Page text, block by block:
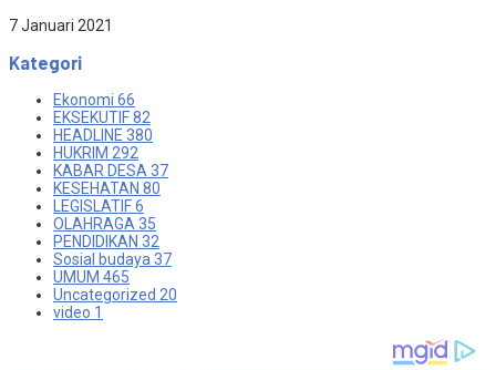
7 Januari 2021
Kategori
Ekonomi 66
EKSEKUTIF82
HEADLINE 380
HUKRIM 292
KABAR DESA37
KESEHATAN 80
LEGISLATIF6
OLAHRAGA35
PENDIDIKAN 32
Sosial budaya37
UMUM 465
Uncategorized 20
video 1